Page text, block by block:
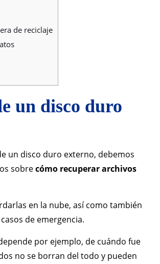
de reciclaje
un disco duro
un disco duro externo, debemos
sobrecómo recuperar archivos
en la nube, así como también
de emergencia.
por ejemplo, de cuándo fue
no se borran del todo y pueden